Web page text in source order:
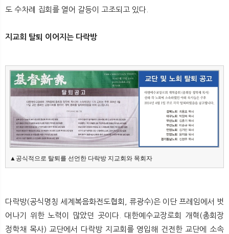
도 수차례 집회를 열어 갈등이 고조되고 있다.
지교회 탈퇴 이어지는 다락방
▲공식적으로 탈퇴를 선언한 다락방 지교회와 목회자
다락방(공식명칭 세계복음화전도협회, 류광수)은 이단 프레임에서 벗
어나기 위한 노력이 많았던 곳이다. 대한예수교장로회 개혁(총회장
정학채 목사) 교단에서 다락방 지교회를 영입해 건전한 교단에 소속